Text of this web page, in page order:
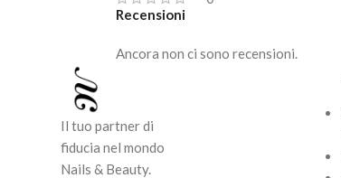
Recensioni
Ancora non ci sono recensioni.
Il tuo partner di
fiducia nel mondo
Nails & Beauty.